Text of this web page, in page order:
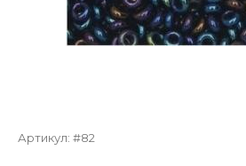
Артикул: #82